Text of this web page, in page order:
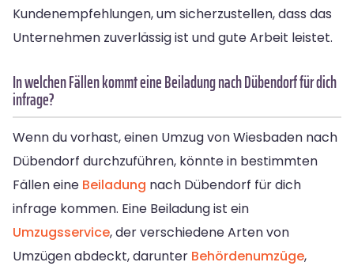
Kundenempfehlungen, um sicherzustellen, dass das
Unternehmen zuverlässig ist und gute Arbeit leistet.
In welchen Fällen kommt eine Beiladung nach Dübendorf für dich
infrage?
Wenn du vorhast, einen Umzug von Wiesbaden nach
Dübendorf durchzuführen, könnte in bestimmten
Fällen eine Beiladung nach Dübendorf für dich
infrage kommen. Eine Beiladung ist ein
Umzugsservice, der verschiedene Arten von
Umzügen abdeckt, darunter Behördenumzüge,